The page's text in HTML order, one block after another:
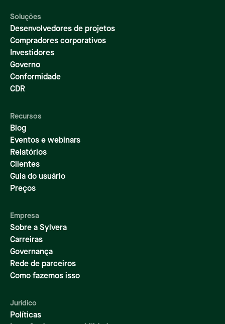
Soluções
Desenvolvedores de projetos
Compradores corporativos
Investidores
Governo
Conformidade
CDR
Recursos
Blog
Eventos e webinars
Relatórios
Clientes
Guia do usuário
Preços
Empresa
Sobre a Sylvera
Carreiras
Governança
Rede de parceiros
Como fazemos isso
Jurídico
Políticas